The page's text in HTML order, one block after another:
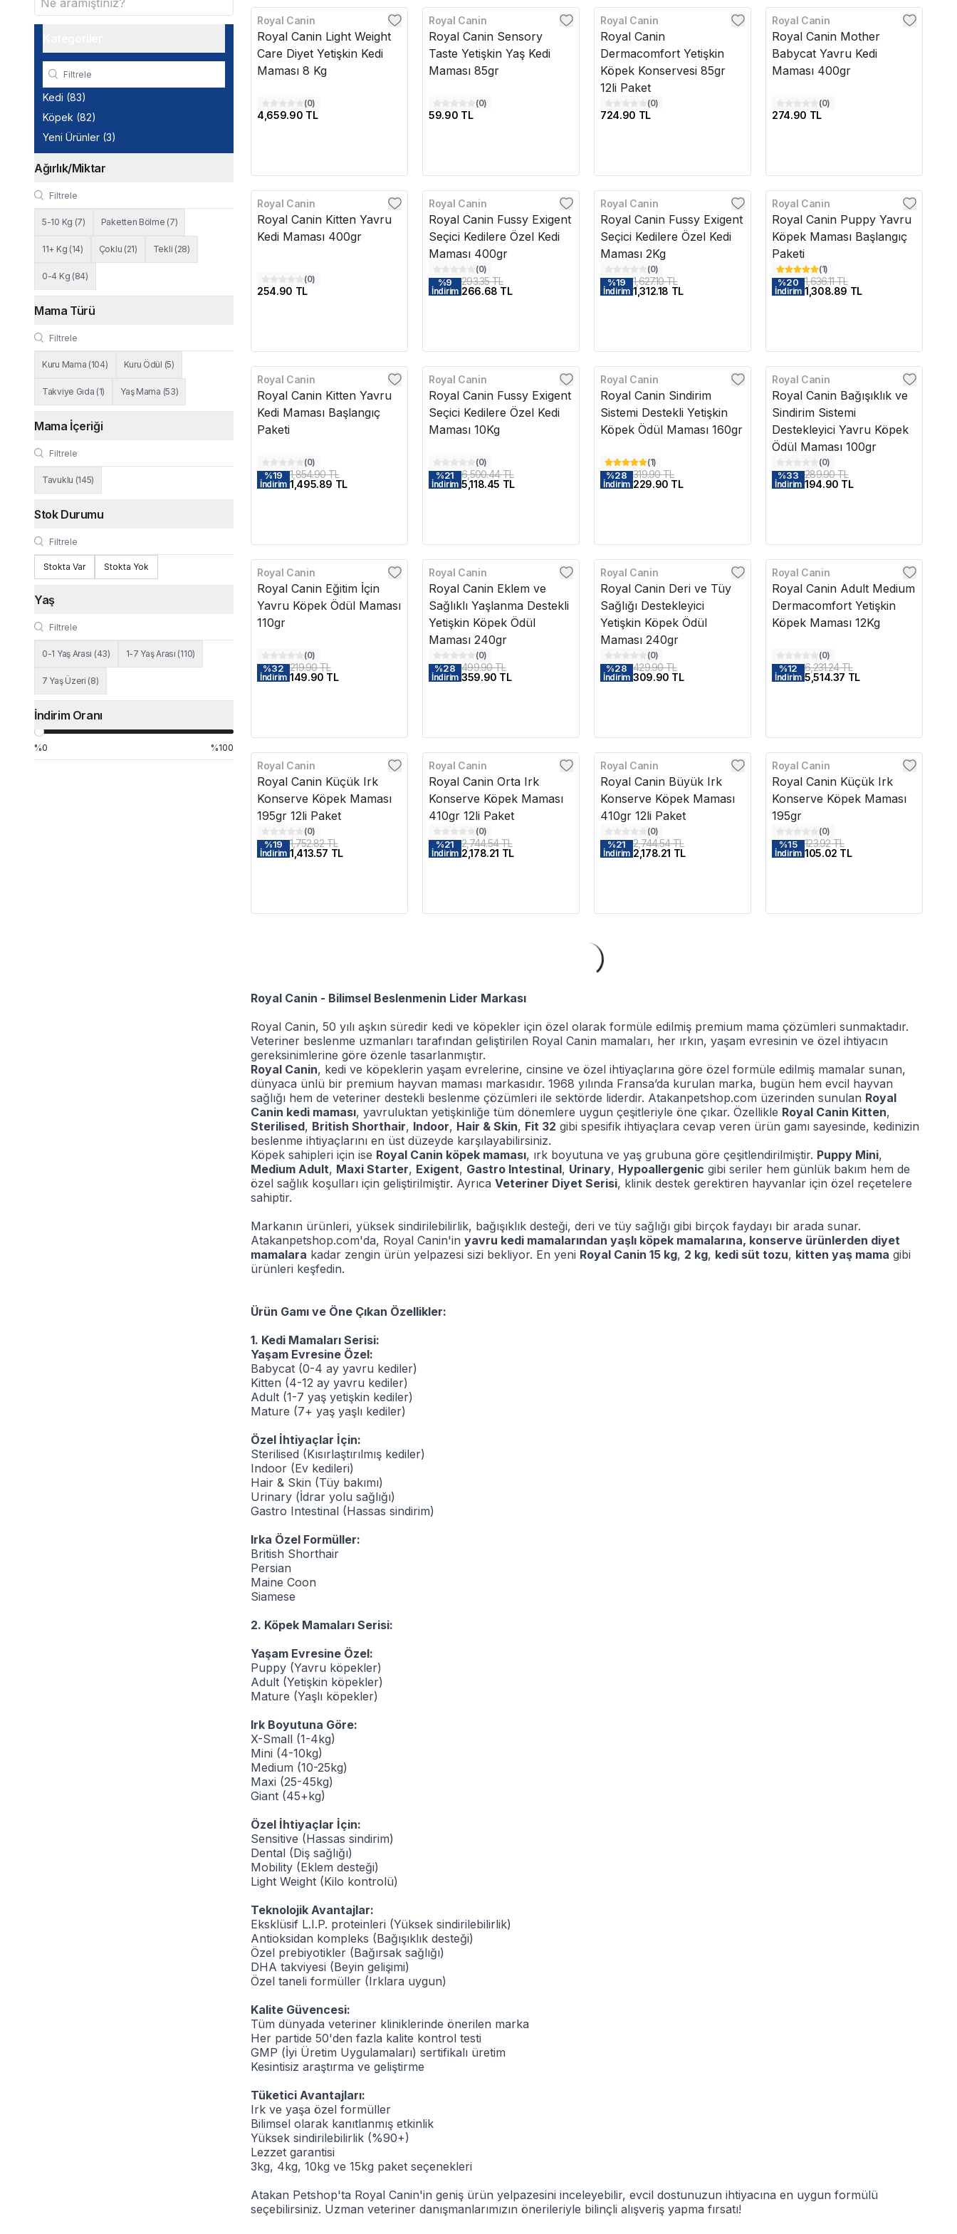
Kedi (83)
Köpek (82)
Yeni Ürünler (3)
Ağırlık/Miktar
5-10 Kg (7) Paketten Bölme (7)
11+ Kg (14) Çoklu (21) Tekli (28)
0-4 Kg (84)
Mama Türü
Kuru Mama (104) Kuru Ödül (5)
Takviye Gıda (1) Yaş Mama (53)
Mama İçeriği
Tavuklu (145)
Stok Durumu
Stokta Var Stokta Yok
Yaş
0-1 Yaş Arası (43) 1-7 Yaş Arası (110)
7 Yaş Üzeri (8)
İndirim Oranı
%0 %100
Kargo Bedava
Royal Canin
Royal Canin Light Weight
Care Diyet Yetişkin Kedi
Maması 8 Kg
(0)
4,659.90 TL
Royal Canin
Royal Canin Sensory
Taste Yetişkin Yaş Kedi
Maması 85gr
(0)
59.90 TL
Royal Canin
Royal Canin
Dermacomfort Yetişkin
Köpek Konservesi 85gr
12li Paket
(0)
724.90 TL
Royal Canin
Royal Canin Mother
Babycat Yavru Kedi
Maması 400gr
(0)
274.90 TL
Royal Canin
Royal Canin Kitten Yavru
Kedi Maması 400gr
(0)
254.90 TL
Royal Canin
Royal Canin Fussy Exigent
Seçici Kedilere Özel Kedi
Maması 400gr
(0)
%9
İndirim
293.35 TL
266.68 TL
Royal Canin
Royal Canin Fussy Exigent
Seçici Kedilere Özel Kedi
Maması 2Kg
(0)
%19
İndirim
1,627.10 TL
1,312.18 TL
Royal Canin
Royal Canin Puppy Yavru
Köpek Maması Başlangıç
Paketi
(1)
%20
İndirim
1,636.11 TL
1,308.89 TL
Royal Canin
Royal Canin Kitten Yavru
Kedi Maması Başlangıç
Paketi
(0)
%19
İndirim
1,854.90 TL
1,495.89 TL
Royal Canin
Royal Canin Fussy Exigent
Seçici Kedilere Özel Kedi
Maması 10Kg
(0)
%21
İndirim
6,500.44 TL
5,118.45 TL
Royal Canin
Royal Canin Sindirim
Sistemi Destekli Yetişkin
Köpek Ödül Maması 160gr
(1)
%28
İndirim
319.90 TL
229.90 TL
Royal Canin
Royal Canin Bağışıklık ve
Sindirim Sistemi
Destekleyici Yavru Köpek
Ödül Maması 100gr
(0)
%33
İndirim
289.90 TL
194.90 TL
Royal Canin
Royal Canin Eğitim İçin
Yavru Köpek Ödül Maması
110gr
(0)
%32
İndirim
219.90 TL
149.90 TL
Royal Canin
Royal Canin Eklem ve
Sağlıklı Yaşlanma Destekli
Yetişkin Köpek Ödül
Maması 240gr
(0)
%28
İndirim
499.90 TL
359.90 TL
Royal Canin
Royal Canin Deri ve Tüy
Sağlığı Destekleyici
Yetişkin Köpek Ödül
Maması 240gr
(0)
%28
İndirim
429.90 TL
309.90 TL
Kargo Bedava
Royal Canin
Royal Canin Adult Medium
Dermacomfort Yetişkin
Köpek Maması 12Kg
(0)
%12
İndirim
6,231.24 TL
5,514.37 TL
Kargo Bedava
Royal Canin
Royal Canin Küçük Irk
Konserve Köpek Maması
195gr 12li Paket
(0)
%19
İndirim
1,752.82 TL
1,413.57 TL
Kargo Bedava
Royal Canin
Royal Canin Orta Irk
Konserve Köpek Maması
410gr 12li Paket
(0)
%21
İndirim
2,744.54 TL
2,178.21 TL
Kargo Bedava
Royal Canin
Royal Canin Büyük Irk
Konserve Köpek Maması
410gr 12li Paket
(0)
%21
İndirim
2,744.54 TL
2,178.21 TL
Royal Canin
Royal Canin Küçük Irk
Konserve Köpek Maması
195gr
(0)
%15
İndirim
123.92 TL
105.02 TL
Royal Canin - Bilimsel Beslenmenin Lider Markası
Royal Canin, 50 yılı aşkın süredir kedi ve köpekler için özel olarak formüle edilmiş premium mama çözümleri sunmaktadır.
Veteriner beslenme uzmanları tarafından geliştirilen Royal Canin mamaları, her ırkın, yaşam evresinin ve özel ihtiyacın
gereksinimlerine göre özenle tasarlanmıştır.
Royal Canin, kedi ve köpeklerin yaşam evrelerine, cinsine ve özel ihtiyaçlarına göre özel formüle edilmiş mamalar sunan,
dünyaca ünlü bir premium hayvan maması markasıdır. 1968 yılında Fransa’da kurulan marka, bugün hem evcil hayvan
sağlığı hem de veteriner destekli beslenme çözümleri ile sektörde liderdir. Atakanpetshop.com üzerinden sunulan Royal
Canin kedi maması, yavruluktan yetişkinliğe tüm dönemlere uygun çeşitleriyle öne çıkar. Özellikle Royal Canin Kitten,
Sterilised, British Shorthair, Indoor, Hair & Skin, Fit 32 gibi spesifik ihtiyaçlara cevap veren ürün gamı sayesinde, kedinizin
beslenme ihtiyaçlarını en üst düzeyde karşılayabilirsiniz.
Köpek sahipleri için ise Royal Canin köpek maması, ırk boyutuna ve yaş grubuna göre çeşitlendirilmiştir. Puppy Mini,
Medium Adult, Maxi Starter, Exigent, Gastro Intestinal, Urinary, Hypoallergenic gibi seriler hem günlük bakım hem de
özel sağlık koşulları için geliştirilmiştir. Ayrıca Veteriner Diyet Serisi, klinik destek gerektiren hayvanlar için özel reçetelere
sahiptir.
Markanın ürünleri, yüksek sindirilebilirlik, bağışıklık desteği, deri ve tüy sağlığı gibi birçok faydayı bir arada sunar.
Atakanpetshop.com'da, Royal Canin'in yavru kedi mamalarından yaşlı köpek mamalarına, konserve ürünlerden diyet
mamalara kadar zengin ürün yelpazesi sizi bekliyor. En yeni Royal Canin 15 kg, 2 kg, kedi süt tozu, kitten yaş mama gibi
ürünleri keşfedin.
Ürün Gamı ve Öne Çıkan Özellikler:
1. Kedi Mamaları Serisi:
Yaşam Evresine Özel:
Babycat (0-4 ay yavru kediler)
Kitten (4-12 ay yavru kediler)
Adult (1-7 yaş yetişkin kediler)
Mature (7+ yaş yaşlı kediler)
Özel İhtiyaçlar İçin:
Sterilised (Kısırlaştırılmış kediler)
Indoor (Ev kedileri)
Hair & Skin (Tüy bakımı)
Urinary (İdrar yolu sağlığı)
Gastro Intestinal (Hassas sindirim)
Irka Özel Formüller:
British Shorthair
Persian
Maine Coon
Siamese
2. Köpek Mamaları Serisi:
Yaşam Evresine Özel:
Puppy (Yavru köpekler)
Adult (Yetişkin köpekler)
Mature (Yaşlı köpekler)
Irk Boyutuna Göre:
X-Small (1-4kg)
Mini (4-10kg)
Medium (10-25kg)
Maxi (25-45kg)
Giant (45+kg)
Özel İhtiyaçlar İçin:
Sensitive (Hassas sindirim)
Dental (Diş sağlığı)
Mobility (Eklem desteği)
Light Weight (Kilo kontrolü)
Teknolojik Avantajlar:
Eksklüsif L.I.P. proteinleri (Yüksek sindirilebilirlik)
Antioksidan kompleks (Bağışıklık desteği)
Özel prebiyotikler (Bağırsak sağlığı)
DHA takviyesi (Beyin gelişimi)
Özel taneli formüller (Irklara uygun)
Kalite Güvencesi:
Tüm dünyada veteriner kliniklerinde önerilen marka
Her partide 50'den fazla kalite kontrol testi
GMP (İyi Üretim Uygulamaları) sertifikalı üretim
Kesintisiz araştırma ve geliştirme
Tüketici Avantajları:
Irk ve yaşa özel formüller
Bilimsel olarak kanıtlanmış etkinlik
Yüksek sindirilebilirlik (%90+)
Lezzet garantisi
3kg, 4kg, 10kg ve 15kg paket seçenekleri
Atakan Petshop'ta Royal Canin'in geniş ürün yelpazesini inceleyebilir, evcil dostunuzun ihtiyacına en uygun formülü
seçebilirsiniz. Uzman veteriner danışmanlarımızın önerileriyle bilinçli alışveriş yapma fırsatı!